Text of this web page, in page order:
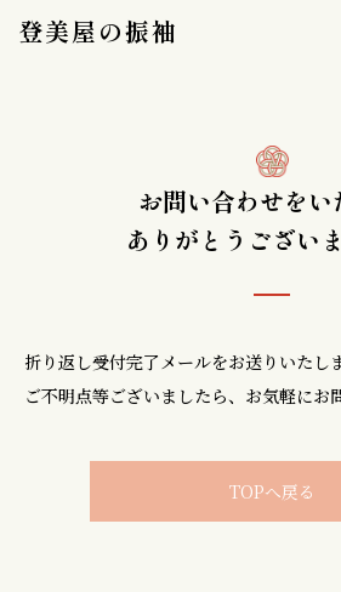
登美屋の振袖
お問い合わせをい
ありがとうございま
折り返し受付完了メールをお送りいたしま
ご不明点等ございましたら、お気軽にお
TOPへ戻る